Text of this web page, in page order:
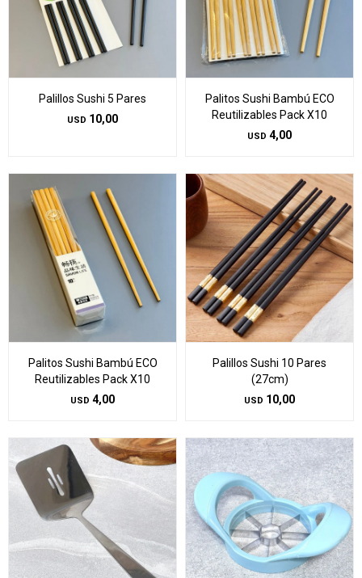
Palillos Sushi 5 Pares
USD 10,00
Palitos Sushi Bambú ECO
Reutilizables Pack X10
USD 4,00
Palitos Sushi Bambú ECO
Reutilizables Pack X10
USD 4,00
Palillos Sushi 10 Pares
(27cm)
USD 10,00